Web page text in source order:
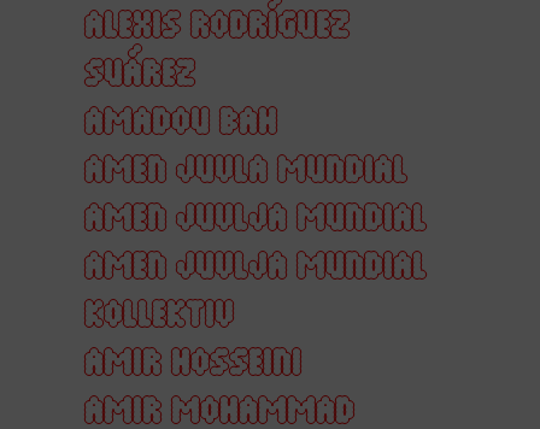
ALEXIS RODRÍGUEZ
SUÁREZ
AMADOU BAH
AMEN JUVLA MUNDIAL
AMEN JUVLJA MUNDIAL
AMEN JUVLJA MUNDIAL
KOLLEKTIV
AMIR HOSSEINI
AMIR MOHAMMAD